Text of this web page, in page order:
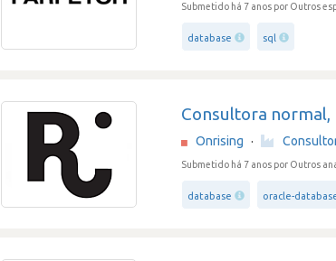
Submetido há 7 anos por Outros
database sql
Consultora normal,
Onrising ·
Submetido há 7 anos por Outros
database oracle-